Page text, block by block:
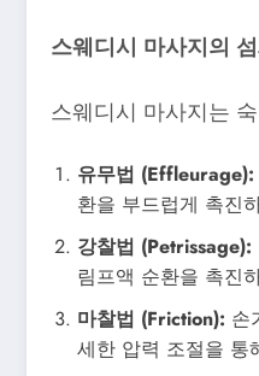
스웨디시 마사지의
스웨디시 마사지는
유무법 (Effleurage):
환을 부드럽게 촉진
강찰법 (Petrissage):
림프액 순환을 촉진
마찰법 (Friction): 손
세한 압력 조절을 통